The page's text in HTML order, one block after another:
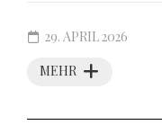
MEHR
29. APRIL 2026